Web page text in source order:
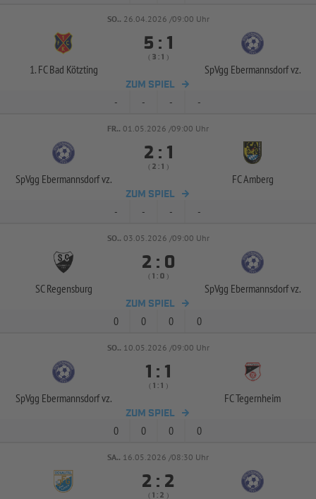
SO.. 26.04.2026 /09:00 Uhr
1. FC Bad Kötzting
 : 
(  :  )
SpVgg Ebermannsdorf vz.
ZUM SPIEL
- - - -
FR.. 01.05.2026 /09:00 Uhr
SpVgg Ebermannsdorf vz.
 : 
(  :  )
FC Amberg
ZUM SPIEL
- - - -
SO.. 03.05.2026 /09:00 Uhr
SC Regensburg
 : 
(  :  )
SpVgg Ebermannsdorf vz.
ZUM SPIEL
0 0 0 0
SO.. 10.05.2026 /09:00 Uhr
SpVgg Ebermannsdorf vz.
 : 
(  :  )
FC Tegernheim
ZUM SPIEL
0 0 0 0
SA.. 16.05.2026 /08:30 Uhr
 : 
(  :  )